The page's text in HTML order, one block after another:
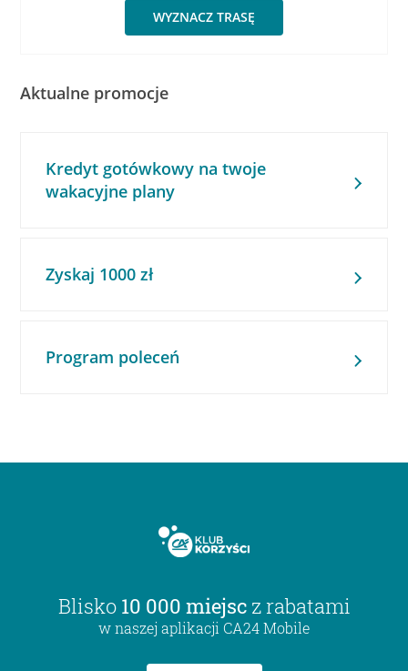
WYZNACZ TRASĘ
Aktualne promocje
Kredyt gotówkowy na twoje
wakacyjne plany
Zyskaj 1000 zł
Program poleceń
Blisko 10 000 miejsc z rabatami
w naszej aplikacji CA24 Mobile